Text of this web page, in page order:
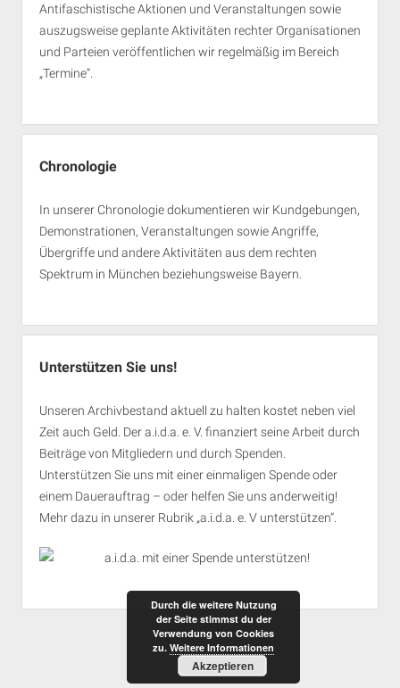
Antifaschistische Aktionen und Veranstaltungen sowie
auszugsweise geplante Aktivitäten rechter Organisationen
und Parteien veröffentlichen wir regelmäßig im Bereich
„Termine“.
Chronologie
In unserer Chronologie dokumentieren wir Kundgebungen,
Demonstrationen, Veranstaltungen sowie Angriffe,
Übergriffe und andere Aktivitäten aus dem rechten
Spektrum in München beziehungsweise Bayern.
Unterstützen Sie uns!
Unseren Archivbestand aktuell zu halten kostet neben viel
Zeit auch Geld. Der a.i.d.a. e. V. finanziert seine Arbeit durch
Beiträge von Mitgliedern und durch Spenden.
Unterstützen Sie uns mit einer einmaligen Spende oder
einem Dauerauftrag – oder helfen Sie uns anderweitig!
Mehr dazu in unserer Rubrik „a.i.d.a. e. V unterstützen“.
Durch die weitere Nutzung
der Seite stimmst du der
Verwendung von Cookies
zu. Weitere Informationen
Akzeptieren